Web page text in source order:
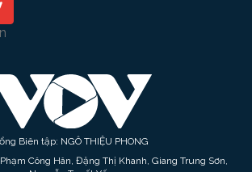
Biên tập: NGÔ THIỆU PHONG
Công Hân, Đặng Thị Khanh, Giang Trung Sơn,